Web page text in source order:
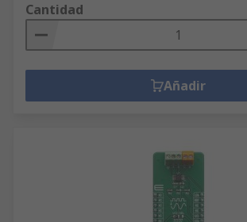
Cantidad
Añadir